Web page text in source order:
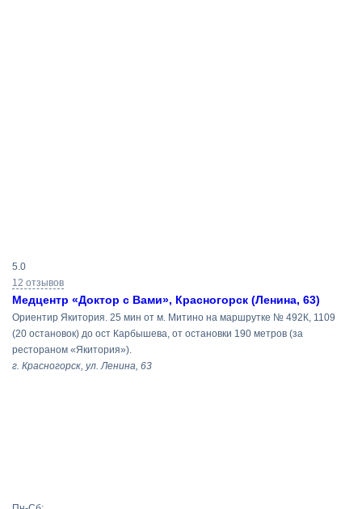
поиска
5.0
12 отзывов
Медцентр «Доктор с Вами», Красногорск (Ленина, 63)
Ориентир Якитория. 25 мин от м. Митино на маршрутке № 492К, 1109
(20 остановок) до ост Карбышева, от остановки 190 метров (за
рестораном «Якитория»).
г. Красногорск, ул. Ленина, 63